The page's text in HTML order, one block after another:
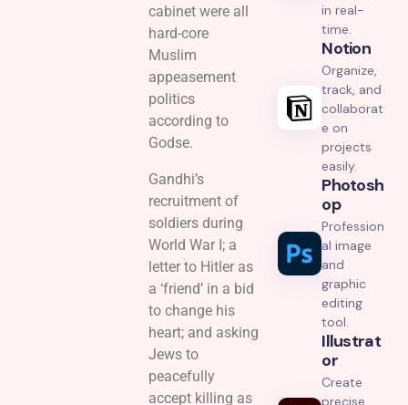
cabinet were all
hard-core
Muslim
appeasement
politics
according to
Godse.
Gandhi’s
recruitment of
soldiers during
World War I; a
letter to Hitler as
a ‘friend’ in a bid
to change his
heart; and asking
Jews to
peacefully
accept killing as
in real-
time.
Notion
Organize,
track, and
collaborat
e on
projects
easily.
Photosh
Op
Profession
al image
and
graphic
editing
tool.
Illustrat
Or
Create
precise